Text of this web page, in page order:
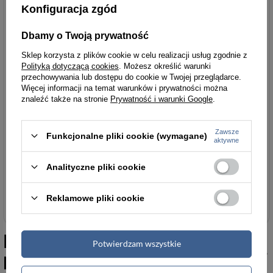
Głębokość [cm] 8-4
Parametry
bezpieczeństwa
Parametry bezpieczeństwa
Podmiot odpowiedzialny
za ten produkt na terenie
Łukasz Turyk
importEU Więcej
Podobne doSkórzany czarny
pasek damski do spodni sukienki
Konfiguracja zgód
Dbamy o Twoją prywatność
Sklep korzysta z plików cookie w celu realizacji usług zgodnie z
Polityką dotyczącą cookies . Możesz określić warunki
przechowywania lub dostępu do cookie w Twojej przeglądarce.
Więcej informacji na temat warunków i prywatności można
znaleźć także na stronie Prywatność i warunki Google
Funkcjonalne pliki cookie (wymagane)
Zawsze
aktywne
Analityczne pliki cookie
Reklamowe pliki cookie
Potwierdzam wszystkie